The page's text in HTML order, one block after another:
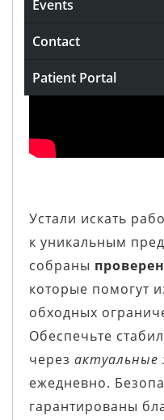
Events
Contact
Patient Portal
Устали искать
к уникальным
собраны
которые помогут
обходных
Обеспечьте
через актуальные
ежедневно.
гарантированы